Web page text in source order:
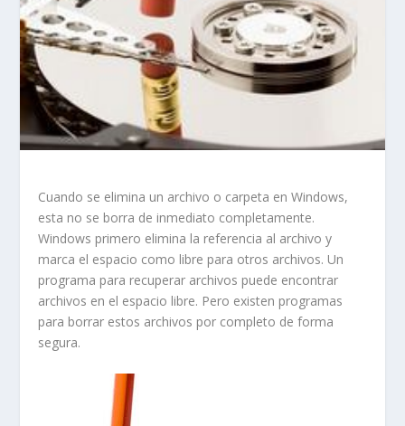
Cuando se elimina un archivo o carpeta en Windows,
esta no se borra de inmediato completamente.
Windows primero elimina la referencia al archivo y
marca el espacio como libre para otros archivos. Un
programa para recuperar archivos puede encontrar
archivos en el espacio libre. Pero existen programas
para borrar estos archivos por completo de forma
segura.